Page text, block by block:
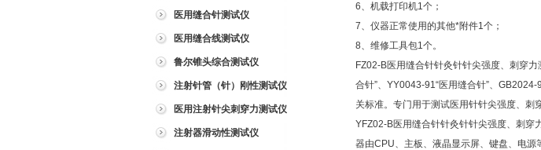
医用缝合针测试仪
医用缝合线测试仪
鲁尔锥头综合测试仪
注射针管（针）刚性测试仪
医用注射针尖刺穿力测试仪
注射器滑动性测试仪
6、机载打印机1个；
7、仪器正常使用的其他*附件1个；
8、维修工具包1个。
FZ02-B医用缝合针针灸针针尖强度、刺穿
合针”、YY0043-91“医用缝合针”、
关标准。专门用于测试医用针针尖强度、刺穿
YFZ02-B医用缝合针针灸针针尖强度、刺穿
器由CPU、主板、液晶显示屏、键盘、电源